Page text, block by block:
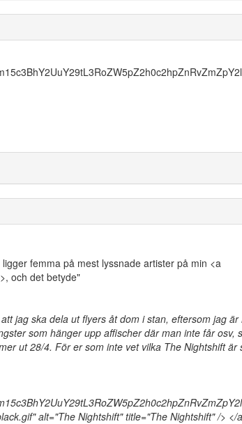
femma på mest lyssnade artister på min <a
och det betyde"
jag ska dela ut flyers åt dom i stan, eftersom jag är
som hänger upp affischer där man inte får osv,
ut 28/4. För er som inte vet vilka The Nightshift är
alt="The Nightshift" title="The Nightshift" /> </